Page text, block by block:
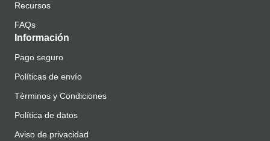
Recursos
FAQs
Información
Pago seguro
Políticas de envío
Términos y Condiciones
Política de datos
Aviso de privacidad